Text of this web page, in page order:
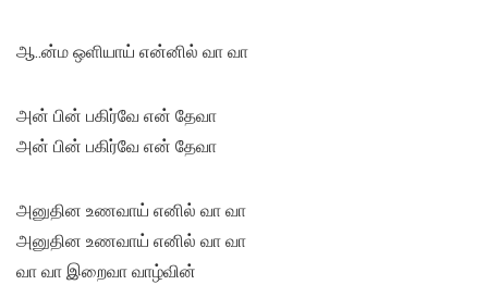
ஆ..ன்ம ஒளியாய் என்னில் வா வா
அன் பின் பகிர்வே என் தேவா
அன் பின் பகிர்வே என் தேவா
அனுதின உணவாய் எனில் வா வா
அனுதின உணவாய் எனில் வா வா
வா வா இறைவா வாழ்வின்